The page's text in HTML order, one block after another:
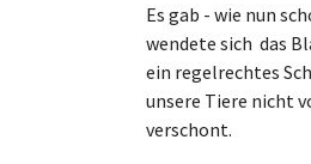
Es gab - wie nun
wendete sich das
ein regelrechtes
unsere Tiere nicht
verschont.